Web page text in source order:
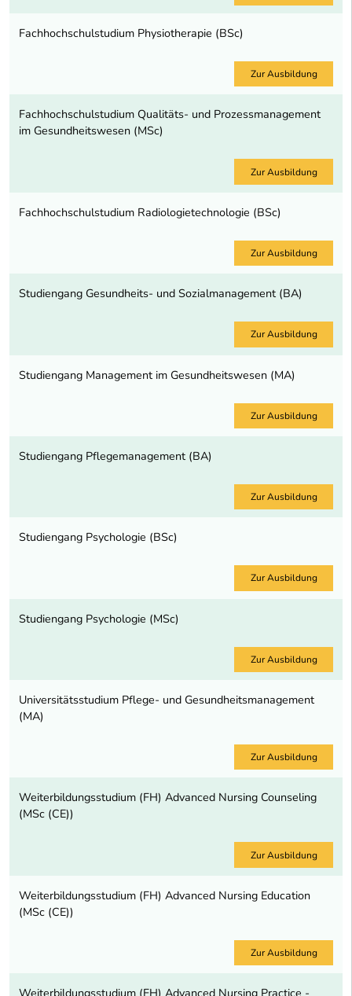
Fachhochschulstudium Physiotherapie (BSc)
Zur Ausbildung
Fachhochschulstudium Qualitäts- und Prozessmanagement
im Gesundheitswesen (MSc)
Zur Ausbildung
Fachhochschulstudium Radiologietechnologie (BSc)
Zur Ausbildung
Studiengang Gesundheits- und Sozialmanagement (BA)
Zur Ausbildung
Studiengang Management im Gesundheitswesen (MA)
Zur Ausbildung
Studiengang Pflegemanagement (BA)
Zur Ausbildung
Studiengang Psychologie (BSc)
Zur Ausbildung
Studiengang Psychologie (MSc)
Zur Ausbildung
Universitätsstudium Pflege- und Gesundheitsmanagement
(MA)
Zur Ausbildung
Weiterbildungsstudium (FH) Advanced Nursing Counseling
(MSc (CE))
Zur Ausbildung
Weiterbildungsstudium (FH) Advanced Nursing Education
(MSc (CE))
Zur Ausbildung